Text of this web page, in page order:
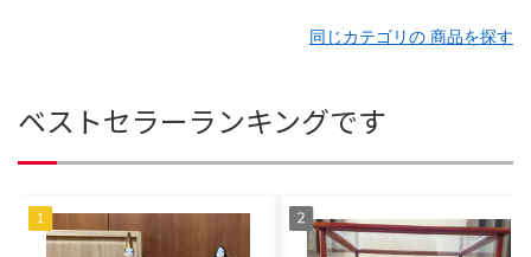
同じカテゴリの 商品を探す
ベストセラーランキングです